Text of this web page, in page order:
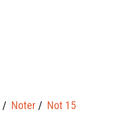
Noter Not 15